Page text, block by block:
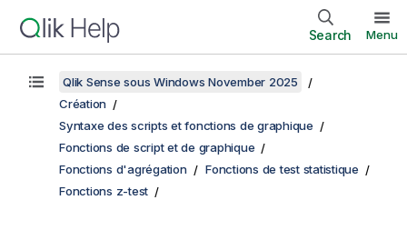
Search Menu
Qlik Sense sous Windows November 2025
Création
Syntaxe des scripts et fonctions de graphique
Fonctions de script et de graphique
Fonctions d'agrégation
Fonctions de test statistique
Fonctions z-test